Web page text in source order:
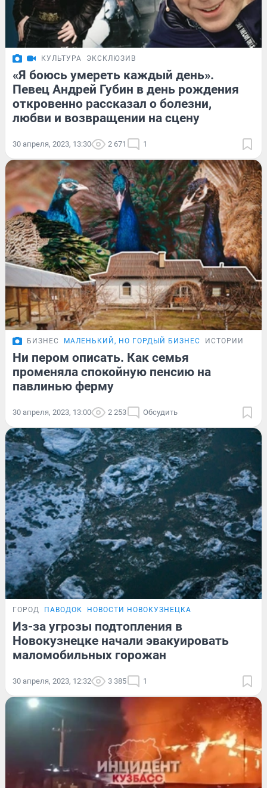
КУЛЬТУРА ЭКСКЛЮЗИВ
«Я боюсь умереть каждый день».
Певец Андрей Губин в день рождения
откровенно рассказал о болезни,
любви и возвращении на сцену
30 апреля, 2023, 13:30 2 671 1
БИЗНЕС МАЛЕНЬКИЙ, НО ГОРДЫЙ БИЗНЕС ИСТОРИИ
Ни пером описать. Как семья
променяла спокойную пенсию на
павлинью ферму
30 апреля, 2023, 13:00 2 253 Обсудить
ГОРОД ПАВОДОК НОВОСТИ НОВОКУЗНЕЦКА
Из-за угрозы подтопления в
Новокузнецке начали эвакуировать
маломобильных горожан
30 апреля, 2023, 12:32 3 385 1